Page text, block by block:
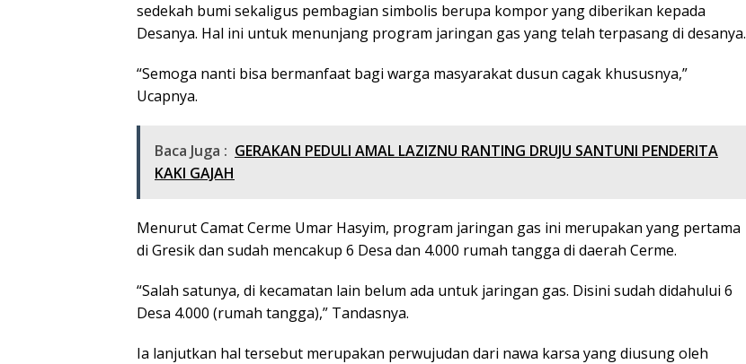
sedekah bumi sekaligus pembagian simbolis berupa kompor yang diberikan kepada
Desanya. Hal ini untuk menunjang program jaringan gas yang telah terpasang di desanya.
“Semoga nanti bisa bermanfaat bagi warga masyarakat dusun cagak khususnya,”
Ucapnya.
Baca Juga : GERAKAN PEDULI AMAL LAZIZNU RANTING DRUJU SANTUNI PENDERITA
KAKI GAJAH
Menurut Camat Cerme Umar Hasyim, program jaringan gas ini merupakan yang pertama
di Gresik dan sudah mencakup 6 Desa dan 4.000 rumah tangga di daerah Cerme.
“Salah satunya, di kecamatan lain belum ada untuk jaringan gas. Disini sudah didahului 6
Desa 4.000 (rumah tangga),” Tandasnya.
Ia lanjutkan hal tersebut merupakan perwujudan dari nawa karsa yang diusung oleh